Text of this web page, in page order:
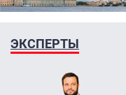
ЭКСПЕРТЫ